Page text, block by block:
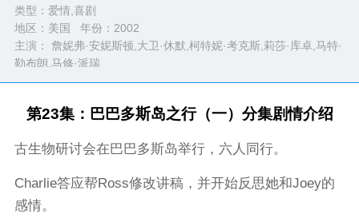
类型： 爱情,喜剧
地区：美国 年份： 2002
主演： 詹妮弗·安妮斯顿,大卫·休默,柯特妮·考克斯,莉莎·库卓,马特·
勒布朗,马修·派瑞
完整演员表>>
第23集：巴巴多斯岛之行（一）分集剧情介绍
古生物研讨会在巴巴多斯岛举行，六人同行。
Charlie答应帮Ross修改讲稿，并开始反思她和Joey的
感情。